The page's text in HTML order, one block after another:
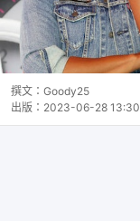
撰文： Goody25
出版： 2023-06-28 13:30